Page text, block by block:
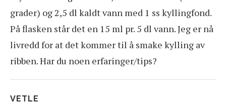
grader) og 2,5 dl kaldt vann med 1 ss kyllingfond.
På flasken står det en 15 ml pr. 5 dl vann. Jeg er nå
livredd for at det kommer til å smake kylling av
ribben. Har du noen erfaringer/tips?
VETLE